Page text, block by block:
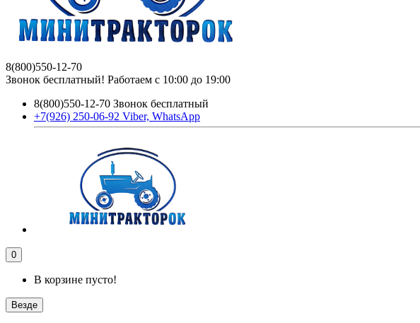
8(800)550-12-70
Звонок бесплатный! Работаем с 10:00 до 19:00
8(800)550-12-70 Звонок бесплатный
+7(926) 250-06-92 Viber, WhatsApp
0
В корзине пусто!
Везде